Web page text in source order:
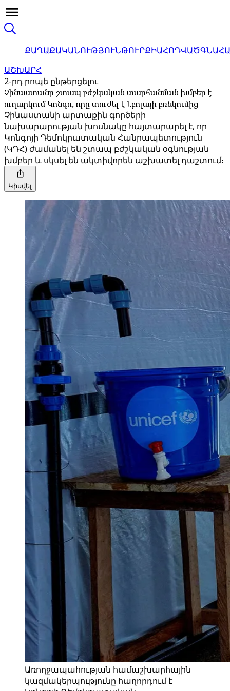
ՔԱՂԱՔԱԿԱՆՈՒԹՅՈՒՆԹՈՒՐՔԻԱՀՈԴՎԱԾ
ԱՇԽԱՐՀ
2-րդ րոպե ընթերցելու
Չինաստանը շտապ բժշկական տարհանման խմբեր է
ուղարկում Կոնգո, որը տուժել է Էբոլայի բռնկումից
Չինաստանի արտաքին գործերի
նախարարության խոսնակը հայտարարել է, որ
Կոնգոյի Դեմոկրատական Հանրապետություն
(ԿԴՀ) ժամանել են շտապ բժշկական օգնության
խմբեր և սկսել են ակտիվորեն աշխատել դաշտում։
Կիսվել
Առողջապահության համաշխարհային
կազմակերպությունը հաղորդում է